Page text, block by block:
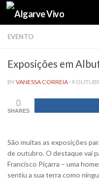
Skip to content
EVENTO
Exposições em
BYVANESSA CORREIA · 9
0
SHARES
São muitas as exposições
de outubro. O destaque vai
Francisco Piçarra – uma
sentiu a sua terra como